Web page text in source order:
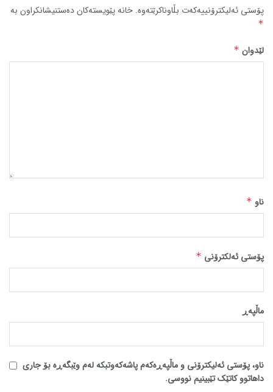
پۆستی ئەلیکترۆنییەکەت بڵاوناکرێتەوە. خانە پێویستەکان دەستنیشانکراون بە
*
لێدوان *
ناو *
پۆستی ئەلکترۆنی *
ماڵپه‌ڕ
ناو، پۆستی ئەلیکترۆنی و ماڵپەڕەکەم پاشەکەوتبکە لەم وێبگەڕە بۆ جاری
داهاتوو کاتێک تێبینیم نووسی.